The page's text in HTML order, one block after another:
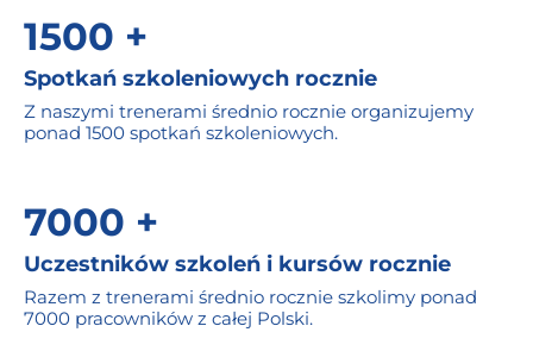
1500 +
Spotkań szkoleniowych rocznie
Z naszymi trenerami średnio rocznie organizujemy
ponad 1500 spotkań szkoleniowych.
7000 +
Uczestników szkoleń i kursów rocznie
Razem z trenerami średnio rocznie szkolimy ponad
7000 pracowników z całej Polski.